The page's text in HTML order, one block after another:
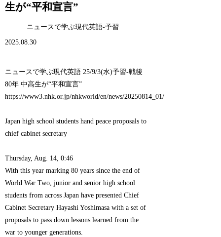
生が“平和宣言”
ニュースで学ぶ現代英語-予習
2025.08.30
ニュースで学ぶ現代英語 25/9/3(水)予習-戦後
80年 中高生が“平和宣言”
https://www3.nhk.or.jp/nhkworld/en/news/20250814_01/
Japan high school students hand peace proposals to
chief cabinet secretary
Thursday, Aug. 14, 0:46
With this year marking 80 years since the end of
World War Two, junior and senior high school
students from across Japan have presented Chief
Cabinet Secretary Hayashi Yoshimasa with a set of
proposals to pass down lessons learned from the
war to younger generations.